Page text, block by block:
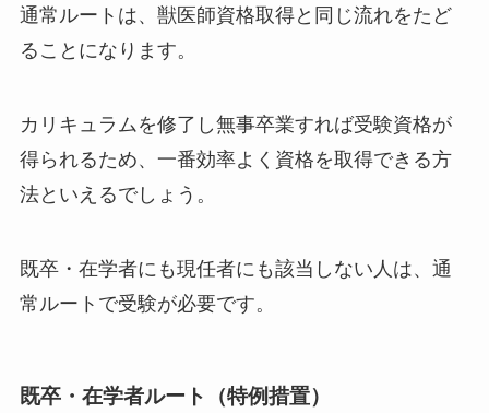
通常ルートは、獣医師資格取得と同じ流れをたど
ることになります。
カリキュラムを修了し無事卒業すれば受験資格が
得られるため、一番効率よく資格を取得できる方
法といえるでしょう。
既卒・在学者にも現任者にも該当しない人は、通
常ルートで受験が必要です。
既卒・在学者ルート（特例措置）